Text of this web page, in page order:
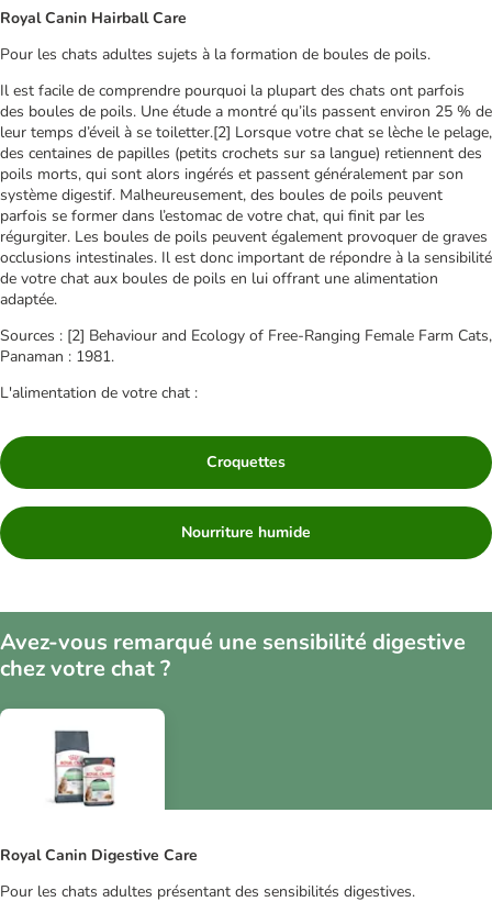
Royal Canin Hairball Care
Pour les chats adultes sujets à la formation de boules de poils.
Il est facile de comprendre pourquoi la plupart des chats ont parfois
des boules de poils. Une étude a montré qu’ils passent environ 25 % de
leur temps d’éveil à se toiletter.[2] Lorsque votre chat se lèche le pelage,
des centaines de papilles (petits crochets sur sa langue) retiennent des
poils morts, qui sont alors ingérés et passent généralement par son
système digestif. Malheureusement, des boules de poils peuvent
parfois se former dans l’estomac de votre chat, qui finit par les
régurgiter. Les boules de poils peuvent également provoquer de graves
occlusions intestinales. Il est donc important de répondre à la sensibilité
de votre chat aux boules de poils en lui offrant une alimentation
adaptée.
Sources : [2] Behaviour and Ecology of Free-Ranging Female Farm Cats,
Panaman : 1981.
L'alimentation de votre chat :
Croquettes
Nourriture humide
Avez-vous remarqué une sensibilité digestive
chez votre chat ?
Royal Canin Digestive Care
Pour les chats adultes présentant des sensibilités digestives.